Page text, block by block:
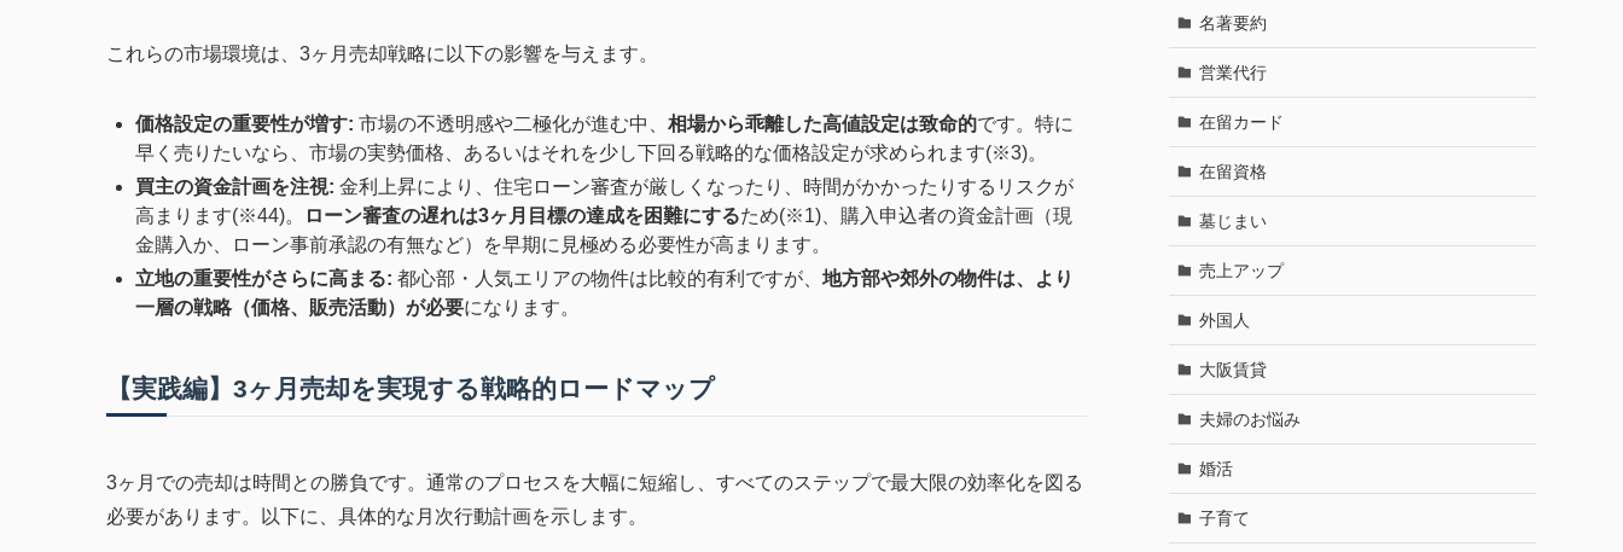
これらの市場環境は、3ヶ月売却戦略に以下の影響を与えます。
価格設定の重要性が増す: 市場の不透明感や二極化が進む中、 相場から乖離した高値設定は致命的です。特に
早く売りたいなら、市場の実勢価格、あるいはそれを少し下回る戦略的な価格設定が求められます(※3)。
買主の資金計画を注視: 金利上昇により、住宅ローン審査が厳しくなったり、時間がかかったりするリスクが
高まります(※44)。
ローン審査の遅れは3ヶ月目標の達成を困難にするため(※1)、購入申込者の資金計画（現
金購入か、ローン事前承認の有無など）を早期に見極める必要性が高まります。
立地の重要性がさらに高まる: 都心部・人気エリアの物件は比較的有利ですが、 地方部や郊外の物件は、より
一層の戦略（価格、販売活動）が必要になります。
【実践編】3ヶ月売却を実現する戦略的ロードマップ
3ヶ月での売却は時間との勝負です。通常のプロセスを大幅に短縮し、すべてのステップで最大限の効率化を図る
必要があります。以下に、具体的な月次行動計画を示します。
名著要約
営業代行
在留カード
在留資格
墓じまい
売上アップ
外国人
大阪賃貸
夫婦のお悩み
婚活
子育て